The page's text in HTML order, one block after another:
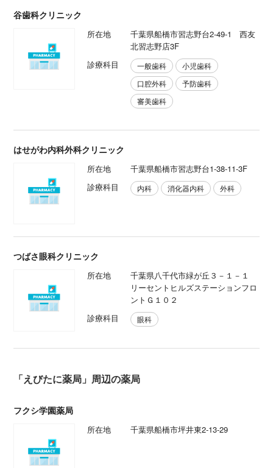
谷歯科クリニック
所在地
千葉県船橋市習志野台2-49-1 西友
北習志野店3F
診療科目
一般歯科
小児歯科
口腔外科
予防歯科
審美歯科
はせがわ内科外科クリニック
所在地
千葉県船橋市習志野台1-38-11-3F
診療科目
内科 消化器内科 外科
つばさ眼科クリニック
所在地
千葉県八千代市緑が丘３－１－１
リーセントヒルズステーションフロ
ントＧ１０２
診療科目
眼科
「えびたに薬局」周辺の薬局
フクシ学園薬局
所在地 千葉県船橋市坪井東2-13-29